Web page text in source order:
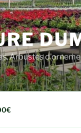
Arbustes